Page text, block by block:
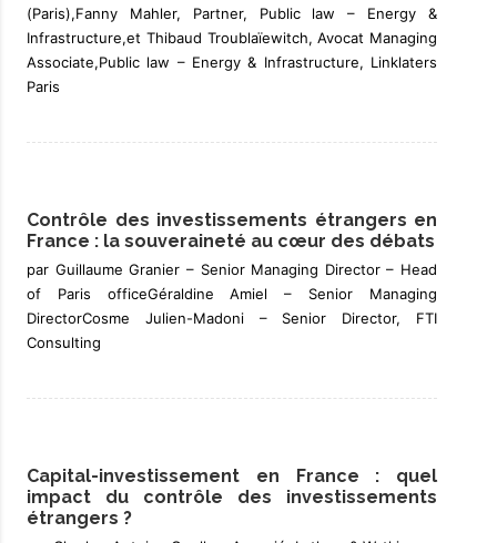
(Paris),Fanny Mahler, Partner, Public law – Energy &
Infrastructure,et Thibaud Troublaïewitch, Avocat Managing
Associate,Public law – Energy & Infrastructure, Linklaters
Paris
Contrôle des investissements étrangers en
France : la souveraineté au cœur des débats
par Guillaume Granier – Senior Managing Director – Head
of Paris officeGéraldine Amiel – Senior Managing
DirectorCosme Julien-Madoni – Senior Director, FTI
Consulting
Capital-investissement en France : quel
impact du contrôle des investissements
étrangers ?